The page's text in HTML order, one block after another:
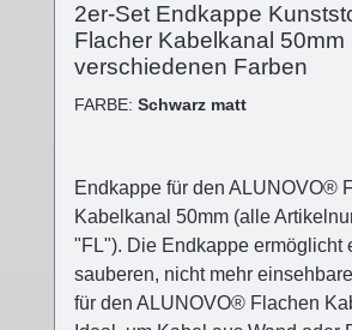
Abdeckkappen
2er-Set Endkappe
Flacher Kabelkanal 50mm
verschiedenen Farben
FARBE: Schwarz matt
Endkappe für den ALUNOVO®
Kabelkanal 50mm (alle
"FL"). Die Endkappe ermöglicht
sauberen, nicht mehr
für den ALUNOVO® Flachen